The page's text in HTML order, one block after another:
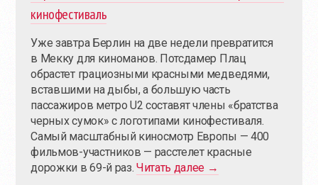
кинофестиваль
Уже завтра Берлин на две недели превратится
в Мекку для киноманов. Потсдамер Плац
обрастет грациозными красными медведями,
вставшими на дыбы, а большую часть
пассажиров метро U2 составят члены «братства
черных сумок» с логотипами кинофестиваля.
Самый масштабный киносмотр Европы — 400
фильмов-участников — расстелет красные
дорожки в 69-й раз.Читать далее →